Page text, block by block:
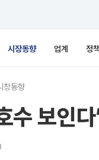
시장동향 업계 정
장동향
수 보인